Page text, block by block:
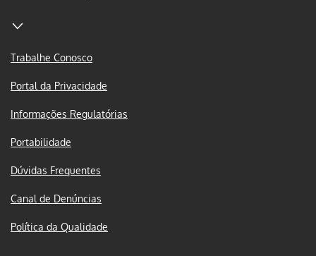
Trabalhe Conosco
Portal da Privacidade
Informações Regulatórias
Portabilidade
Dúvidas Frequentes
Canal de Denúncias
Política da Qualidade